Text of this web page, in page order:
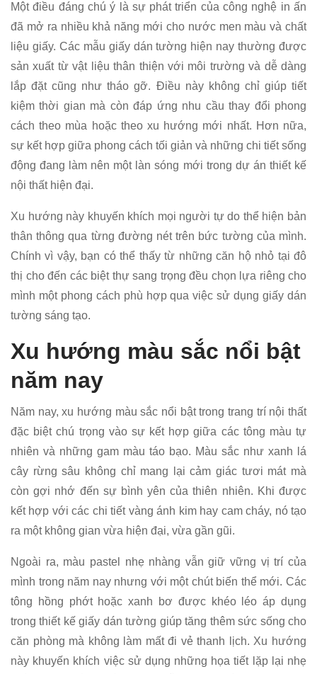
Một điều đáng chú ý là sự phát triển của công nghệ in ấn
đã mở ra nhiều khả năng mới cho nước men màu và chất
liệu giấy. Các mẫu giấy dán tường hiện nay thường được
sản xuất từ vật liệu thân thiện với môi trường và dễ dàng
lắp đặt cũng như tháo gỡ. Điều này không chỉ giúp tiết
kiệm thời gian mà còn đáp ứng nhu cầu thay đổi phong
cách theo mùa hoặc theo xu hướng mới nhất. Hơn nữa,
sự kết hợp giữa phong cách tối giản và những chi tiết sống
động đang làm nên một làn sóng mới trong dự án thiết kế
nội thất hiện đại.
Xu hướng này khuyến khích mọi người tự do thể hiện bản
thân thông qua từng đường nét trên bức tường của mình.
Chính vì vậy, bạn có thể thấy từ những căn hộ nhỏ tại đô
thị cho đến các biệt thự sang trọng đều chọn lựa riêng cho
mình một phong cách phù hợp qua việc sử dụng giấy dán
tường sáng tạo.
Xu hướng màu sắc nổi bật
năm nay
Năm nay, xu hướng màu sắc nổi bật trong trang trí nội thất
đặc biệt chú trọng vào sự kết hợp giữa các tông màu tự
nhiên và những gam màu táo bạo. Màu sắc như xanh lá
cây rừng sâu không chỉ mang lại cảm giác tươi mát mà
còn gợi nhớ đến sự bình yên của thiên nhiên. Khi được
kết hợp với các chi tiết vàng ánh kim hay cam cháy, nó tạo
ra một không gian vừa hiện đại, vừa gần gũi.
Ngoài ra, màu pastel nhẹ nhàng vẫn giữ vững vị trí của
mình trong năm nay nhưng với một chút biến thể mới. Các
tông hồng phớt hoặc xanh bơ được khéo léo áp dụng
trong thiết kế giấy dán tường giúp tăng thêm sức sống cho
căn phòng mà không làm mất đi vẻ thanh lịch. Xu hướng
này khuyến khích việc sử dụng những họa tiết lặp lại nhẹ